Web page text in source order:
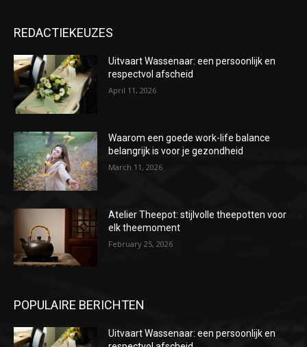
REDACTIEKEUZES
Uitvaart Wassenaar: een persoonlijk en
respectvol afscheid
April 11, 2026
Waarom een goede work-life balance
belangrijk is voor je gezondheid
March 11, 2026
Atelier Theepot: stijlvolle theepotten voor
elk theemoment
February 25, 2026
POPULAIRE BERICHTEN
Uitvaart Wassenaar: een persoonlijk en